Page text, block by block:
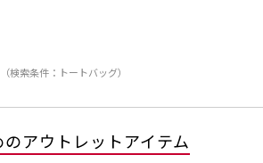
（検索条件：トートバッグ）
のアウトレットアイテム